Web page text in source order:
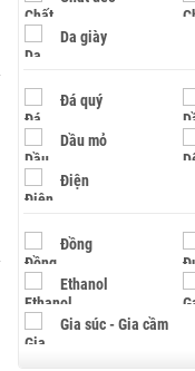
Da giày
Đá quý
Dầu mỏ
Điện
Đồng
Ethanol
Gia súc - Gia cầm